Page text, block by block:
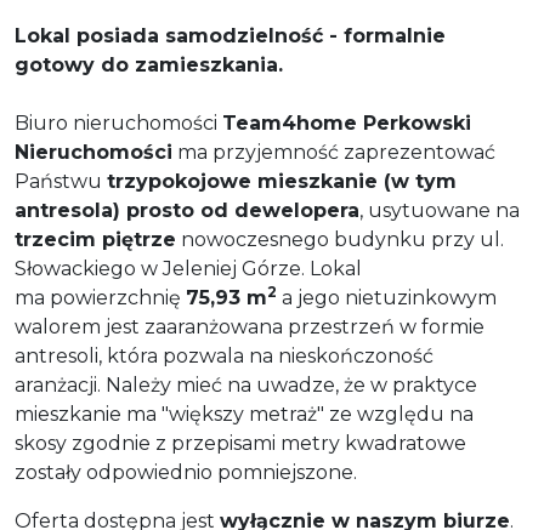
Lokal posiada samodzielność - formalnie
gotowy do zamieszkania.
Biuro nieruchomości Team4home Perkowski
Nieruchomości ma przyjemność zaprezentować
Państwu trzypokojowe mieszkanie (w tym
antresola) prosto od dewelopera, usytuowane na
trzecim piętrze nowoczesnego budynku przy ul.
Słowackiego w Jeleniej Górze. Lokal
ma powierzchnię 75,93 m2 a jego nietuzinkowym
walorem jest zaaranżowana przestrzeń w formie
antresoli, która pozwala na nieskończoność
aranżacji. Należy mieć na uwadze, że w praktyce
mieszkanie ma "większy metraż" ze względu na
skosy zgodnie z przepisami metry kwadratowe
zostały odpowiednio pomniejszone.
Oferta dostępna jest wyłącznie w naszym biurze.